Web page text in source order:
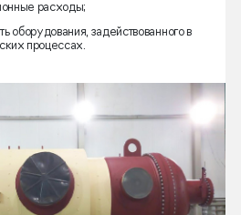
расходы;
оборудования, задействованного в
процессах.